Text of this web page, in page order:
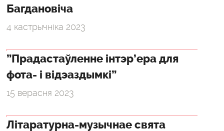
Багдановіча
4 кастрычніка 2023
”Прадастаўленне інтэр’ера для
фота- і відэаздымкі”
15 верасня 2023
Літаратурна-музычнае свята